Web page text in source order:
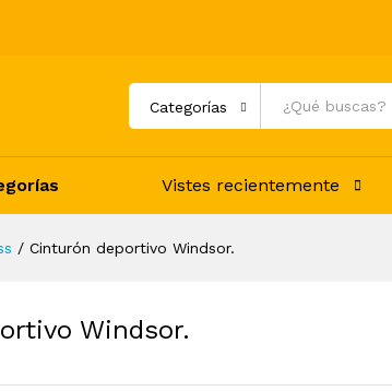
Categorías
Vistes recientemente
/ Cinturón deportivo Windsor.
Windsor.